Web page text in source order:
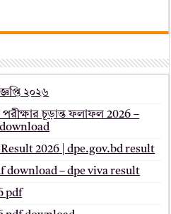
২০২৬
চূড়ান্ত ফলাফল 2026 –
2026 | dpe.gov.bd result
download – dpe viva result
pdf